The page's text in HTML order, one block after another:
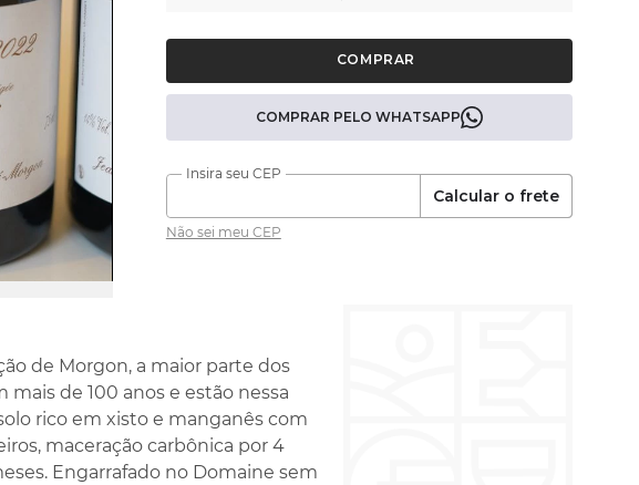
COMPRAR PELO WHATSAPP
Não sei meu CEP
Calcular o frete
de Morgon, a maior parte dos
de 100 anos e estão nessa
rico em xisto e manganês com
maceração carbônica por 4
Engarrafado no Domaine sem